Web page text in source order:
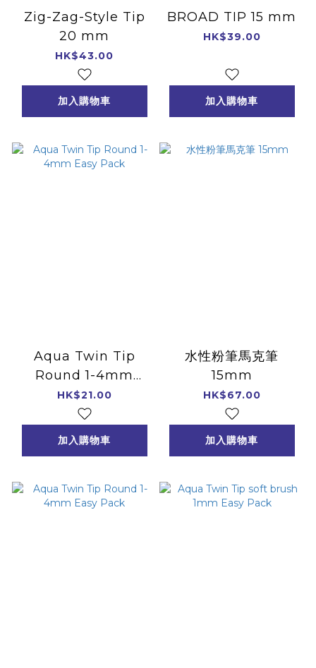
Zig-Zag-Style Tip
20 mm
HK$43.00
加入購物車
BROAD TIP 15 mm
HK$39.00
加入購物車
Aqua Twin Tip
Round 1-4mm
Easy Pack
HK$21.00
加入購物車
水性粉筆馬克筆
15mm
HK$67.00
加入購物車